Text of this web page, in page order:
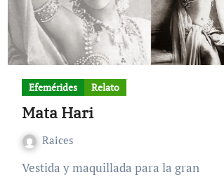
Efemérides Relato
Mata Hari
Raices
Vestida y maquillada para la gran